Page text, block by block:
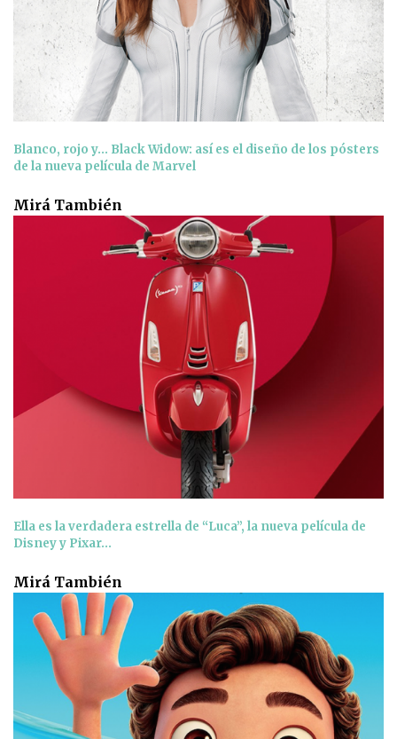
Blanco, rojo y... Black Widow: así es el diseño de los pósters
de la nueva película de Marvel
Mirá También
Ella es la verdadera estrella de “Luca”, la nueva película de
Disney y Pixar...
Mirá También